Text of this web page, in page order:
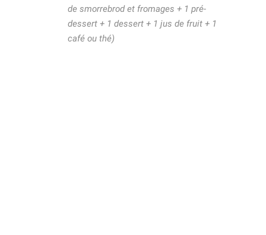
de smorrebrod et fromages + 1 pré-
dessert + 1 dessert + 1 jus de fruit + 1
café ou thé)